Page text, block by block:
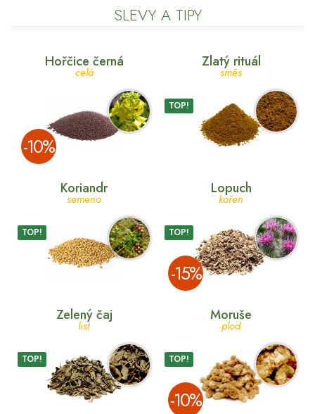
SLEVY A TIPY
Hořčice černá
celá
­-10%
Zlatý rituál
směs
TOP!
Koriandr
semeno
TOP!
Lopuch
kořen
TOP!
­-15%
Zelený čaj
list
TOP!
Moruše
plod
TOP!
­-10%